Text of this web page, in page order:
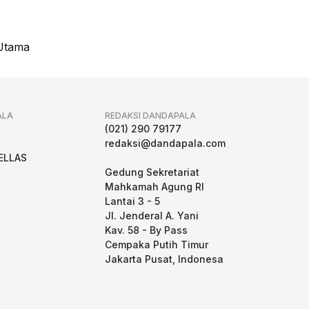
REDAKSI DANDAPALA
(021) 290 79177
redaksi@dandapala.com
Gedung Sekretariat
Mahkamah Agung RI
Lantai 3 - 5
Jl. Jenderal A. Yani
Kav. 58 - By Pass
Cempaka Putih Timur
Jakarta Pusat, Indonesa